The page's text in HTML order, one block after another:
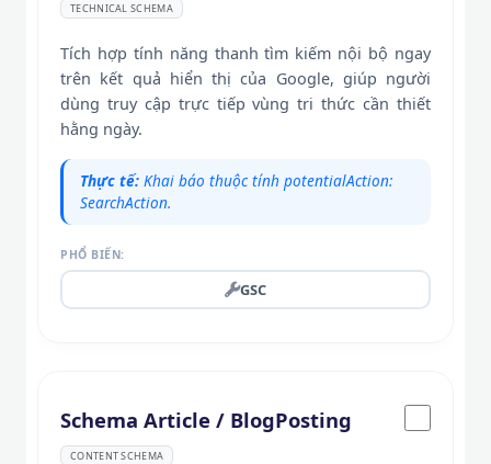
TECHNICAL SCHEMA
Tích hợp tính năng thanh tìm kiếm nội bộ ngay
trên kết quả hiển thị của Google, giúp người
dùng truy cập trực tiếp vùng tri thức cần thiết
hằng ngày.
Thực tế: Khai báo thuộc tính potentialAction:
SearchAction.
PHỔ BIẾN:
GSC
Schema Article / BlogPosting
CONTENT SCHEMA